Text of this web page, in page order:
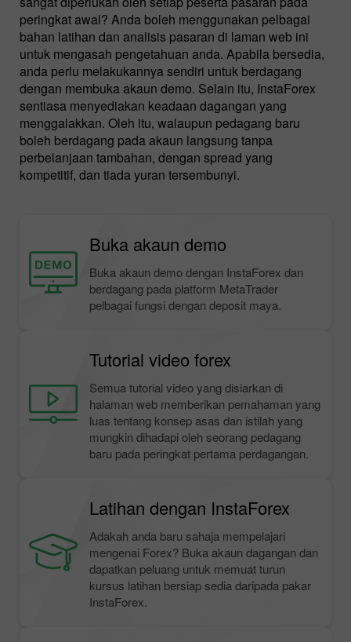
peringkat awal? Anda boleh menggunakan pelbagai
bahan latihan dan analisis pasaran di laman web ini
untuk mengasah pengetahuan anda. Apabila bersedia,
anda perlu melakukannya sendiri untuk berdagang
dengan membuka akaun demo. Selain itu, InstaForex
sentiasa menyediakan keadaan dagangan yang
menggalakkan. Oleh itu, walaupun pedagang baru
boleh berdagang pada akaun langsung tanpa
perbelanjaan tambahan, dengan spread yang
kompetitif, dan tiada yuran tersembunyi.
Buka akaun demo
Buka akaun demo dengan InstaForex dan
berdagang pada platform MetaTrader
pelbagai fungsi dengan deposit maya.
Tutorial video forex
Semua tutorial video yang disiarkan di
halaman web memberikan pemahaman yang
luas tentang konsep asas dan istilah yang
mungkin dihadapi oleh seorang pedagang
baru pada peringkat pertama perdagangan.
Latihan dengan InstaForex
Adakah anda baru sahaja mempelajari
mengenai Forex? Buka akaun dagangan dan
dapatkan peluang untuk memuat turun
kursus latihan bersiap sedia daripada pakar
InstaForex.